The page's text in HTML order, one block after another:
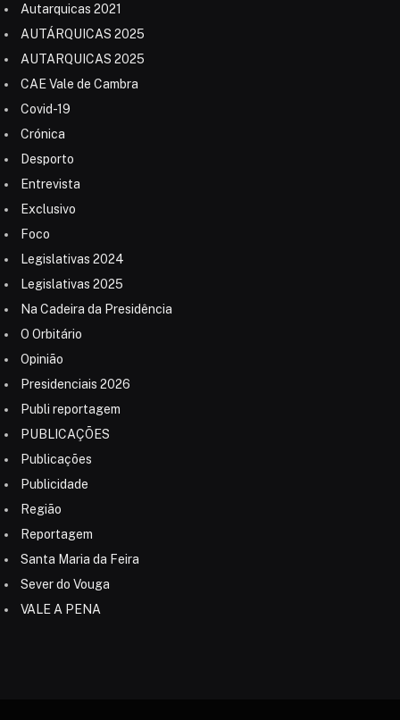
Autarquicas 2021
AUTÁRQUICAS 2025
AUTARQUICAS 2025
CAE Vale de Cambra
Covid-19
Crónica
Desporto
Entrevista
Exclusivo
Foco
Legislativas 2024
Legislativas 2025
Na Cadeira da Presidência
O Orbitário
Opinião
Presidenciais 2026
Publi reportagem
PUBLICAÇÕES
Publicações
Publicidade
Região
Reportagem
Santa Maria da Feira
Sever do Vouga
VALE A PENA